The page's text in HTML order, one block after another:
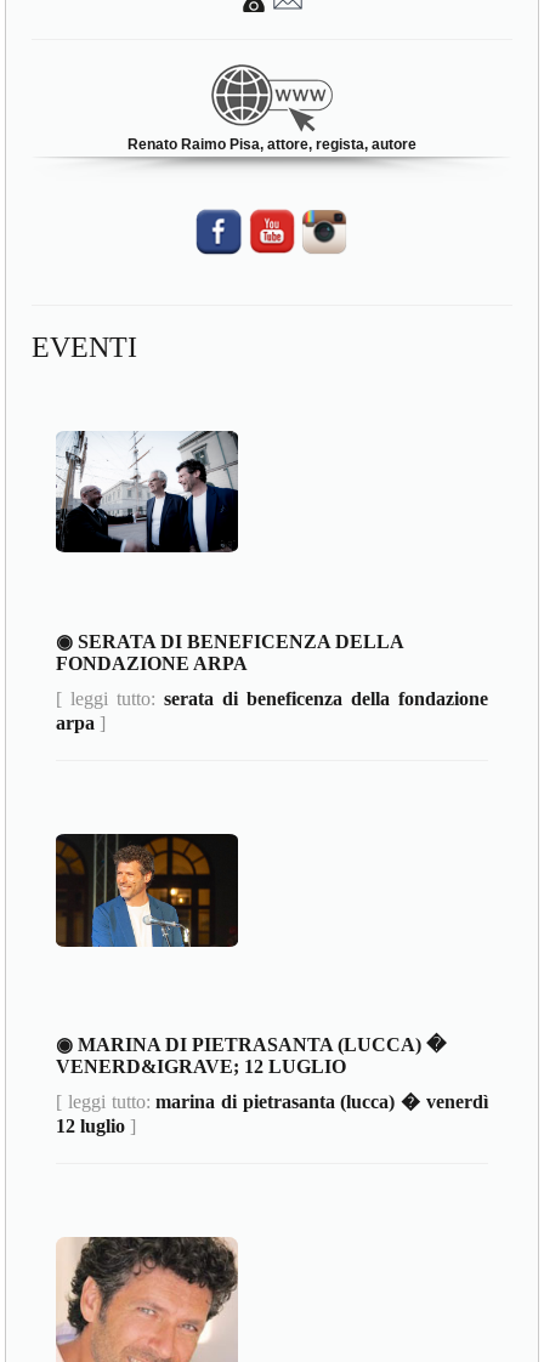
Renato Raimo Pisa, attore, regista, autore
EVENTI
◉ SERATA DI BENEFICENZA DELLA
FONDAZIONE ARPA
[ leggi tutto:serata di beneficenza della fondazione
arpa ]
◉ MARINA DI PIETRASANTA (LUCCA) �
VENERD&IGRAVE; 12 LUGLIO
[ leggi tutto:marina di pietrasanta (lucca) � venerdì
12 luglio ]